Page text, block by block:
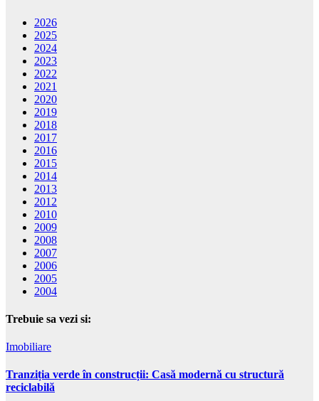
2026
2025
2024
2023
2022
2021
2020
2019
2018
2017
2016
2015
2014
2013
2012
2010
2009
2008
2007
2006
2005
2004
Trebuie sa vezi si:
Imobiliare
Tranziția verde în construcții: Casă modernă cu structură
reciclabilă